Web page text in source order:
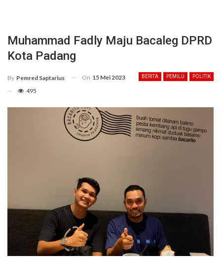
Muhammad Fadly Maju Bacaleg DPRD
Kota Padang
BERITA PEMILU POLITIK
By Pemred Saptarius On 15 Mei 2023
495